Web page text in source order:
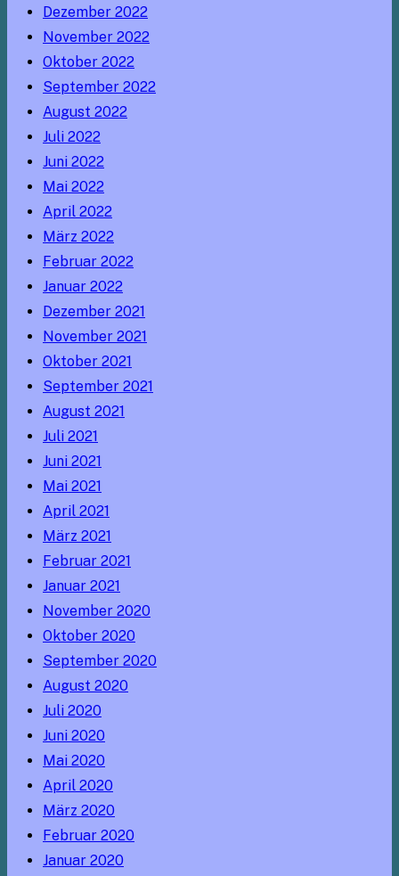
Dezember 2022
November 2022
Oktober 2022
September 2022
August 2022
Juli 2022
Juni 2022
Mai 2022
April 2022
März 2022
Februar 2022
Januar 2022
Dezember 2021
November 2021
Oktober 2021
September 2021
August 2021
Juli 2021
Juni 2021
Mai 2021
April 2021
März 2021
Februar 2021
Januar 2021
November 2020
Oktober 2020
September 2020
August 2020
Juli 2020
Juni 2020
Mai 2020
April 2020
März 2020
Februar 2020
Januar 2020